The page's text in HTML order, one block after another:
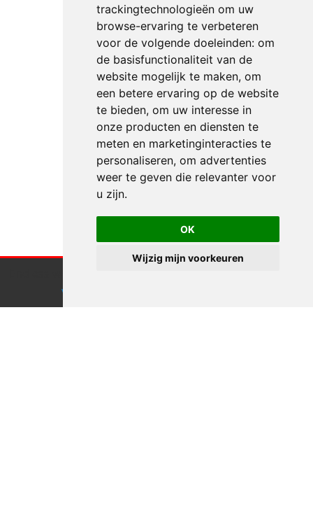
trackingtechnologieën om uw
browse-ervaring te verbeteren
voor de volgende doeleinden: om
de basisfunctionaliteit van de
website mogelijk te maken, om
een betere ervaring op de website
te bieden, om uw interesse in
onze producten en diensten te
meten en marketinginteracties te
personaliseren, om advertenties
weer te geven die relevanter voor
u zijn.
OK
Wijzig mijn voorkeuren
voor meer informatie